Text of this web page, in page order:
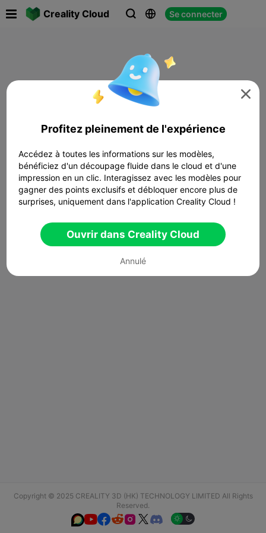
Creality Cloud   Se connecter
Copyright © 2025 CREALITY 3D (HK) TECHNOLOGY LIMITED All Rights
Reserved.
  

Profitez pleinement de l'expérience
Accédez à toutes les informations sur les modèles,
bénéficiez d'un découpage fluide dans le cloud et d'une
impression en un clic. Interagissez avec les modèles pour
gagner des points exclusifs et débloquer encore plus de
surprises, uniquement dans l'application Creality Cloud !
Ouvrir dans Creality Cloud
Annulé